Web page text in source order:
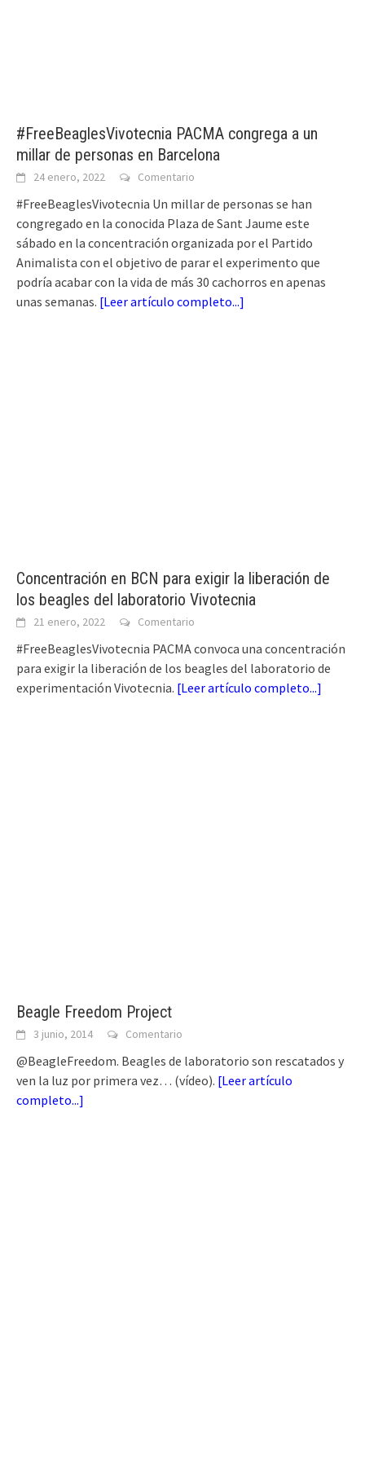
#FreeBeaglesVivotecnia PACMA congrega a un
millar de personas en Barcelona
24 enero, 2022 Comentario
#FreeBeaglesVivotecnia Un millar de personas se han
congregado en la conocida Plaza de Sant Jaume este
sábado en la concentración organizada por el Partido
Animalista con el objetivo de parar el experimento que
podría acabar con la vida de más 30 cachorros en apenas
unas semanas. [Leer artículo completo...]
Concentración en BCN para exigir la liberación de
los beagles del laboratorio Vivotecnia
21 enero, 2022 Comentario
#FreeBeaglesVivotecnia PACMA convoca una concentración
para exigir la liberación de los beagles del laboratorio de
experimentación Vivotecnia. [Leer artículo completo...]
Beagle Freedom Project
3 junio, 2014 Comentario
@BeagleFreedom. Beagles de laboratorio son rescatados y
ven la luz por primera vez… (vídeo). [Leer artículo
completo...]